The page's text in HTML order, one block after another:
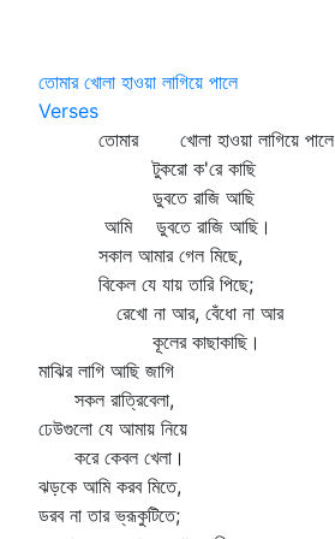
তোমার খোলা হাওয়া লাগিয়ে পালে
Verses
তোমার খোলা হাওয়া লাগিয়ে পালে
টুকরো ক'রে কাছি
ডুবতে রাজি আছি
আমি ডুবতে রাজি আছি।
সকাল আমার গেল মিছে,
বিকেল যে যায় তারি পিছে;
রেখো না আর, বেঁধো না আর
কূলের কাছাকাছি।
মাঝির লাগি আছি জাগি
সকল রাত্রিবেলা,
ঢেউগুলো যে আমায় নিয়ে
করে কেবল খেলা।
ঝড়কে আমি করব মিতে,
ডরব না তার ভ্রূকুটিতে;